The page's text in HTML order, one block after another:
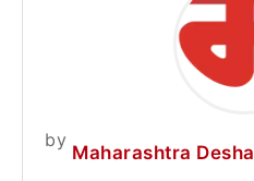
by
Maharashtra Desha